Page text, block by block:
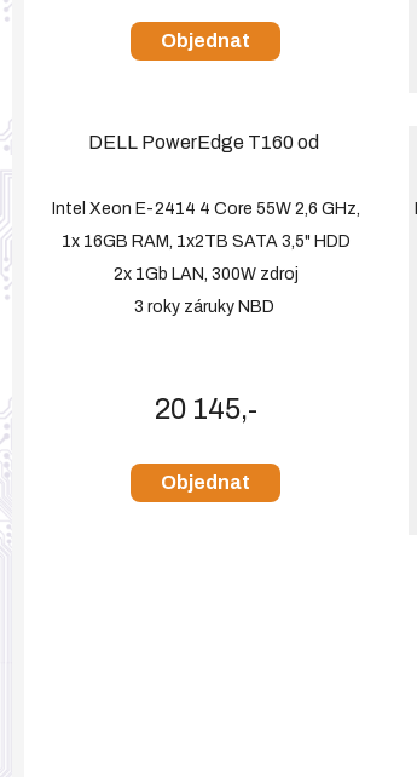
Objednat
DELL PowerEdge T160 od
Intel Xeon E-2414 4 Core 55W 2,6 GHz,
1x 16GB RAM, 1x2TB SATA 3,5" HDD
2x 1Gb LAN, 300W zdroj
3 roky záruky NBD
20 145,-
Objednat